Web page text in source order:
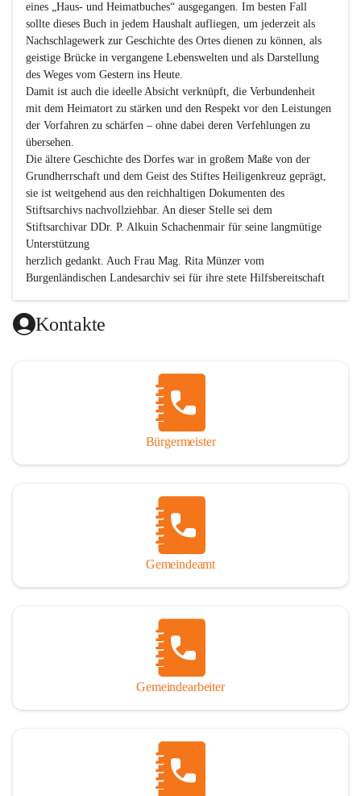
eines „Haus- und Heimatbuches“ ausgegangen. Im besten Fall
sollte dieses Buch in jedem Haushalt aufliegen, um jederzeit als
Nachschlagewerk zur Geschichte des Ortes dienen zu können, als
geistige Brücke in vergangene Lebenswelten und als Darstellung
des Weges vom Gestern ins Heute.
Damit ist auch die ideelle Absicht verknüpft, die Verbundenheit
mit dem Heimatort zu stärken und den Respekt vor den Leistungen
der Vorfahren zu schärfen – ohne dabei deren Verfehlungen zu
übersehen.
Die ältere Geschichte des Dorfes war in großem Maße von der
Grundherrschaft und dem Geist des Stiftes Heiligenkreuz geprägt,
sie ist weitgehend aus den reichhaltigen Dokumenten des
Stiftsarchivs nachvollziehbar. An dieser Stelle sei dem
Stiftsarchivar DDr. P. Alkuin Schachenmair für seine langmütige
Unterstützung
herzlich gedankt. Auch Frau Mag. Rita Münzer vom
Burgenländischen Landesarchiv sei für ihre stete Hilfsbereitschaft
Dank gilt den Textautoren dieser Chronik, dem kleinen
Redaktionsteam, für die gute Zusammenarbeit.
gedankt werden, die durch ihre Erinnerungen, Informationen und
durch das Überlassen von Fotos und Dokumenten zum Gesamtbild
dieses Buches wesentlich beigetragen haben.
Der Zeitdruck war enorm, um das Werk auch zeitgerecht für das
Jubiläumsjahr abschließen zu können. Daher mag um Nachsicht
Ausführlichkeit behandelt erscheinen, oder auch der eine oder
andere Fehler unterlief. Die Autoren haben nach ihren
individuellen Möglichkeiten mit bestem Wissen und Gewissen
Andreas Rohatsch wurde auf das System der Fußnoten verzichtet.
Wo eine genaue Quellenangabe sinnvoll und notwendig erschien,
sind die entsprechenden Quellenhinweise in den fließenden Text
eingearbeitet. Der leichteren Lesbarkeit halber ist auch von einer
streng gendergerechten Ausdrucksform Abstand genommen
So darf ich Sie zu einer interessanten, vergnüglichen und
manchmal auch nachdenklich machenden Zeitreise durch die
Kontakte
Bürgermeister
Gemeindeamt
Gemeindearbeiter